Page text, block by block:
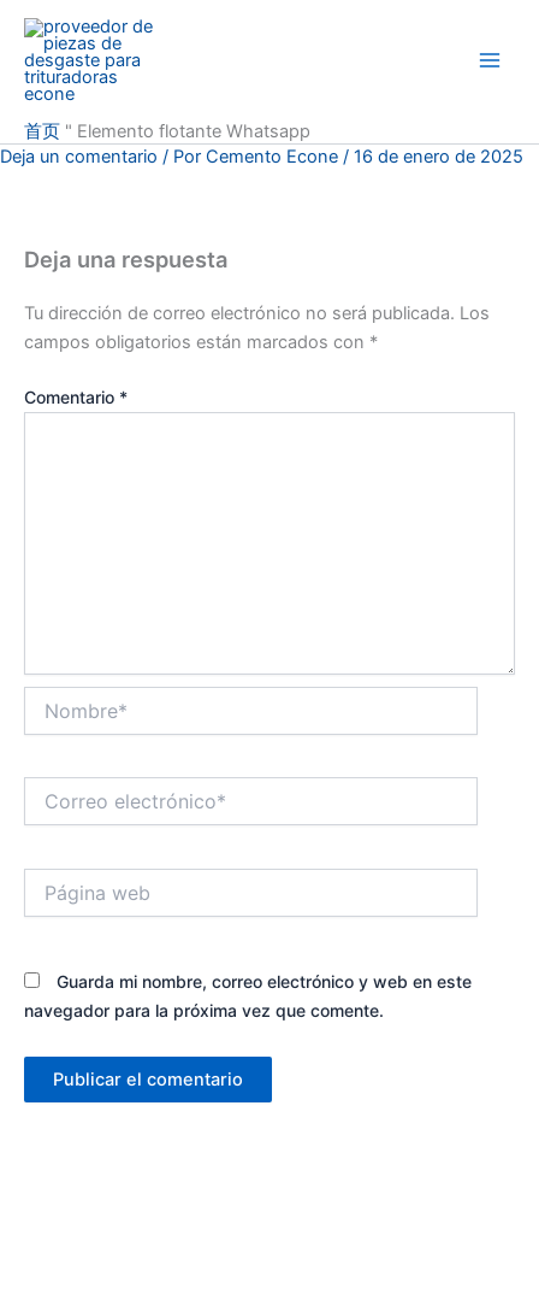
contenido
首页 " Elemento flotante Whatsapp
Deja un comentario / Por Cemento Econe / 16 de enero de 2025
Deja una respuesta
Tu dirección de correo electrónico no será publicada. Los
campos obligatorios están marcados con *
Comentario *
electrónico*
web
Guarda mi nombre, correo electrónico y web en este
navegador para la próxima vez que comente.